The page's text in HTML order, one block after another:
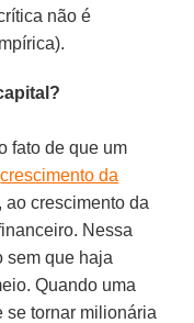
não é
fato de que um
crescimento da
ao crescimento da
Nessa
sem que haja
Quando uma
se tornar milionária